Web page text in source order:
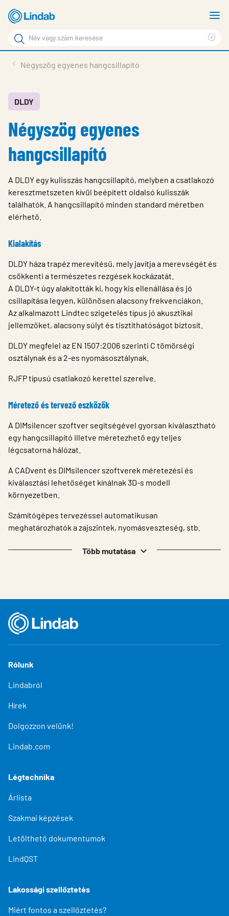
tartalomhoz
Keresési
kifejezés
Oldalak
keresése
Támogatás
Lindabról
Fenntarthatóság
Kapcsolat
Choose languge
Hungary
Négyszög egyenes hangcsillapító
DLDY
Négyszög egyenes
hangcsillapító
A DLDY egy kulisszás hangcsillapító, melyben a csatlakozó
keresztmetszeten kívül beépített oldalsó kulisszák
találhatók. A hangcsillapító minden standard méretben
elérhető.
Kialakítás
DLDY háza trapéz merevítésű, mely javítja a merevségét és
csökkenti a természetes rezgések kockázatát.
A DLDY-t úgy alakították ki, hogy kis ellenállása és jó
csillapítása legyen, különösen alacsony frekvenciákon.
Az alkalmazott Lindtec szigetelés típus jó akusztikai
jellemzőket, alacsony súlyt és tisztíthatóságot biztosít.
DLDY megfelel az EN 1507:2006 szerinti C tömörségi
osztálynak és a 2-es nyomásosztálynak.
RJFP típusú csatlakozó kerettel szerelve.
Méretező és tervező eszközök
A DIMsilencer szoftver segítségével gyorsan kiválasztható
egy hangcsillapító illetve méretezhető egy teljes
légcsatorna hálózat.
A CADvent és DIMsilencer szoftverek méretezési és
kiválasztási lehetőséget kínálnak 3D-s modell
környezetben.
Számítógépes tervezéssel automatikusan
meghatározhatók a zajszintek, nyomásveszteség, stb.
Több mutatása
Rólunk
Lindabról
Hírek
Dolgozzon velünk!
Lindab.com
Légtechnika
Árlista
Szakmai képzések
Letölthető dokumentumok
LindQST
Lakossági szellőztetés
Miért fontos a szellőztetés?